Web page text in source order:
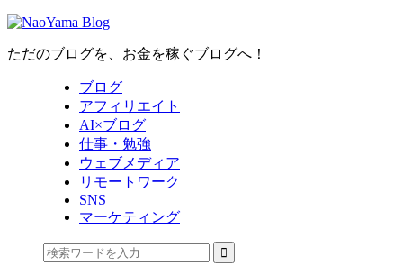
ただのブログを、お金を稼ぐブログへ！
ブログ
アフィリエイト
AI×ブログ
仕事・勉強
ウェブメディア
リモートワーク
SNS
マーケティング